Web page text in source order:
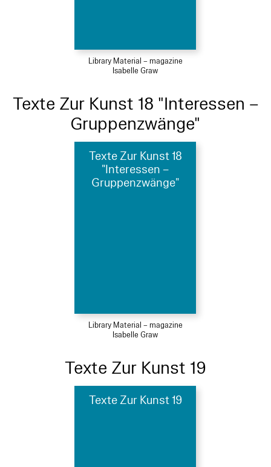
Library Material – magazine
Isabelle Graw
Texte Zur Kunst 18 "Interessen –
Gruppenzwänge"
Texte Zur Kunst 18
"Interessen –
Gruppenzwänge"
Library Material – magazine
Isabelle Graw
Texte Zur Kunst 19
Texte Zur Kunst 19